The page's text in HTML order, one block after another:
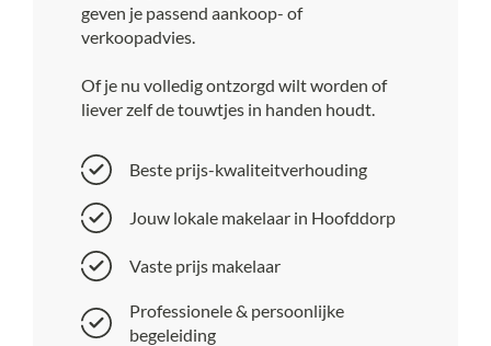
geven je passend aankoop- of
verkoopadvies.
Of je nu volledig ontzorgd wilt worden of
liever zelf de touwtjes in handen houdt.
Beste prijs-kwaliteitverhouding
Jouw lokale makelaar in Hoofddorp
Vaste prijs makelaar
Professionele & persoonlijke
begeleiding